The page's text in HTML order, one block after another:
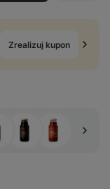
Zrealizuj kupon